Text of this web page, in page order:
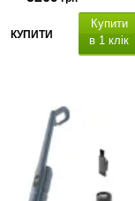
КУПИТИ
Купити
в 1 клік